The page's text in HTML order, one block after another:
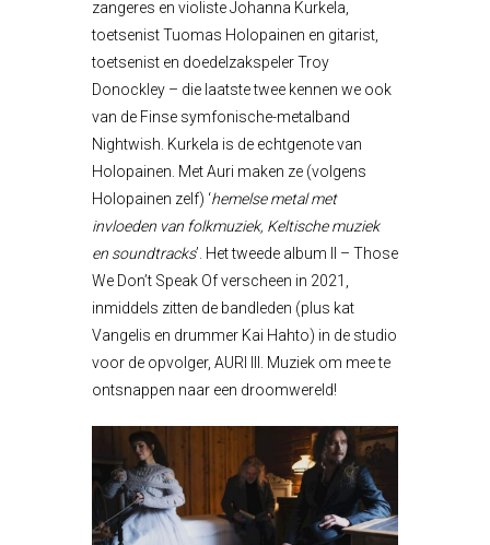
zangeres en violiste Johanna Kurkela,
toetsenist Tuomas Holopainen en gitarist,
toetsenist en doedelzakspeler Troy
Donockley – die laatste twee kennen we ook
van de Finse symfonische-metalband
Nightwish. Kurkela is de echtgenote van
Holopainen. Met Auri maken ze (volgens
Holopainen zelf) ‘hemelse metal met
invloeden van folkmuziek, Keltische muziek
en soundtracks’. Het tweede album II – Those
We Don’t Speak Of verscheen in 2021,
inmiddels zitten de bandleden (plus kat
Vangelis en drummer Kai Hahto) in de studio
voor de opvolger, AURI III. Muziek om mee te
ontsnappen naar een droomwereld!